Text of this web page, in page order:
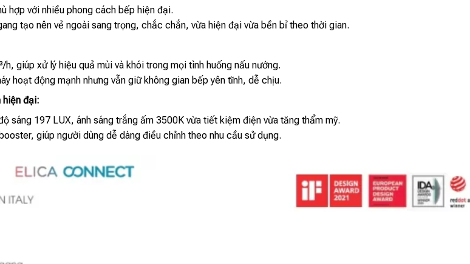
hợp với nhiều phong cách bếp hiện đại.
tạo nên vẻ ngoài sang trọng, chắc chắn, vừa hiện đại vừa bền bỉ theo thời gian.
giúp xử lý hiệu quả mùi và khói trong mọi tình huống nấu nướng.
hoạt động mạnh nhưng vẫn giữ không gian bếp yên tĩnh, dễ chịu.
hiện đại:
sáng 197 LUX, ánh sáng trắng ấm 3500K vừa tiết kiệm điện vừa tăng thẩm mỹ.
giúp người dùng dễ dàng điều chỉnh theo nhu cầu sử dụng.